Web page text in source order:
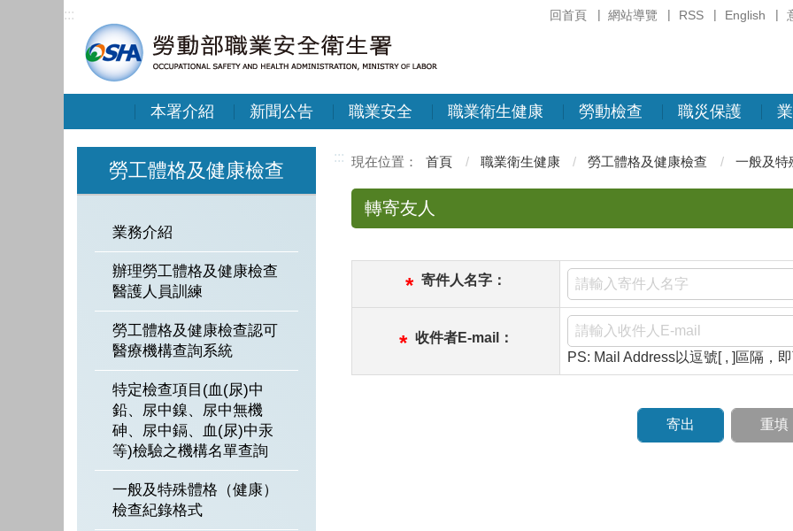
回首頁 網站導覽 RSS English
:::
本署介紹 新聞公告 職業安全 職業衛生健康 勞動檢查 職災保護
勞工體格及健康檢查
業務介紹
辦理勞工體格及健康檢查
醫護人員訓練
勞工體格及健康檢查認可
醫療機構查詢系統
特定檢查項目(血(尿)中
鉛、尿中鎳、尿中無機
砷、尿中鎘、血(尿)中汞
等)檢驗之機構名單查詢
一般及特殊體格（健康）
檢查紀錄格式
::: 首頁 職業衛生健康 勞工體格及健康檢查 一般及特
轉寄友人
* 寄件人名字：
* 收件者E-mail：
PS: Mail Address以逗號[ , ]區隔，